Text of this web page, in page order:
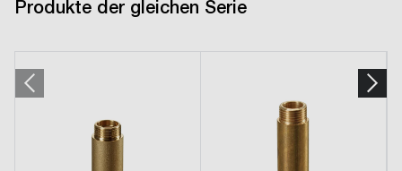
Produkte der gleichen Serie